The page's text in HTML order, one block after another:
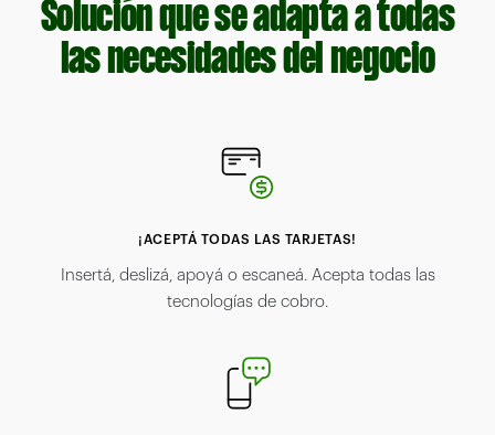
Solución que se adapta a todas
las necesidades del negocio
¡ACEPTÁ TODAS LAS TARJETAS!
Insertá, deslizá, apoyá o escaneá. Acepta todas las
tecnologías de cobro.